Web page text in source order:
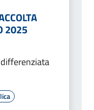
2025